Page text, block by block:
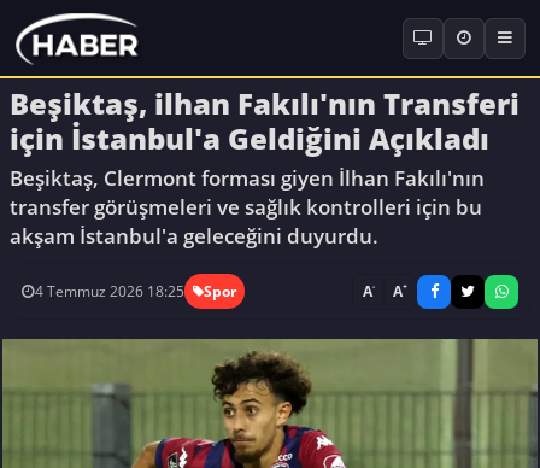
Beşiktaş, ilhan Fakılı'nın Transferi
için İstanbul'a Geldiğini Açıkladı
Beşiktaş, Clermont forması giyen İlhan Fakılı'nın
transfer görüşmeleri ve sağlık kontrolleri için bu
akşam İstanbul'a geleceğini duyurdu.
4 Temmuz 2026 18:25 Spor A- A+